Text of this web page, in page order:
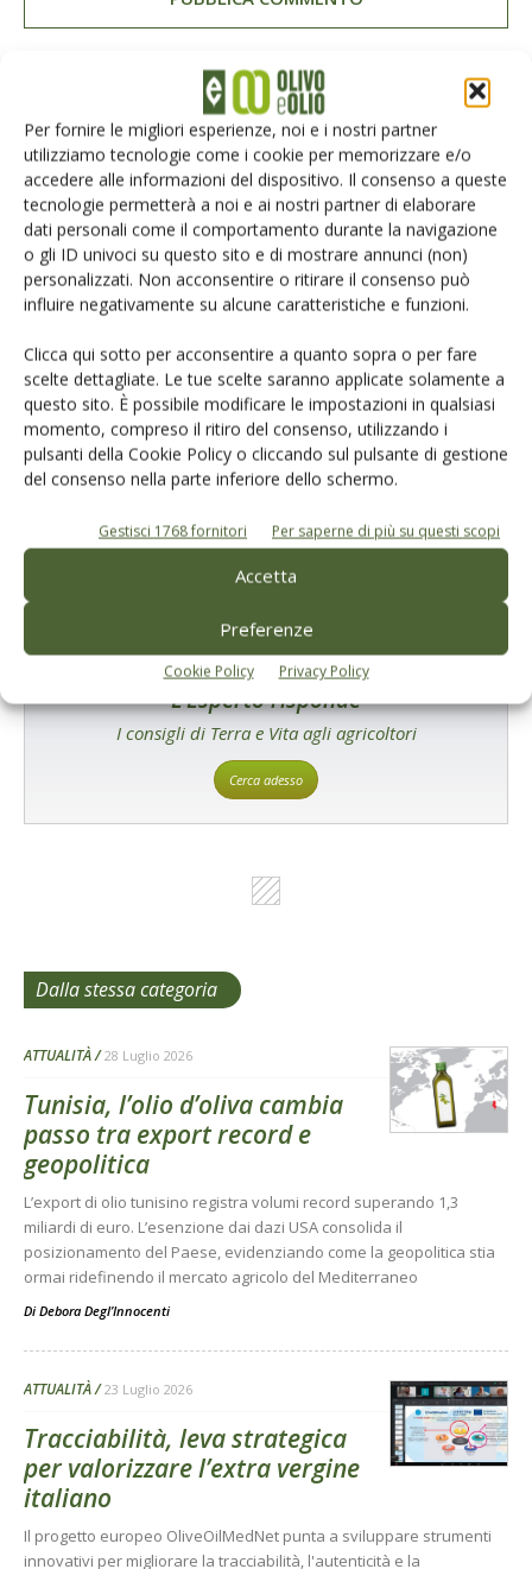
Per fornire le migliori esperienze, noi e i nostri partner
utilizziamo tecnologie come i cookie per memorizzare e/o
accedere alle informazioni del dispositivo. Il consenso a queste
tecnologie permetterà a noi e ai nostri partner di elaborare
dati personali come il comportamento durante la navigazione
o gli ID univoci su questo sito e di mostrare annunci (non)
personalizzati. Non acconsentire o ritirare il consenso può
influire negativamente su alcune caratteristiche e funzioni.
Clicca qui sotto per acconsentire a quanto sopra o per fare
scelte dettagliate. Le tue scelte saranno applicate solamente a
questo sito. È possibile modificare le impostazioni in qualsiasi
momento, compreso il ritiro del consenso, utilizzando i
pulsanti della Cookie Policy o cliccando sul pulsante di gestione
del consenso nella parte inferiore dello schermo.
Gestisci 1768 fornitori Per saperne di più su questi scopi
Accetta
Preferenze
Cookie Policy Privacy Policy
E-magazine
Tecniche, prodotti e servizi dalle aziende
Catalogo Aziende e Prodotti
Un modo semplice per cercare un'azienda o un
prodotto!
L'Esperto risponde
I consigli di Terra e Vita agli agricoltori
Cerca adesso
Dalla stessa categoria
ATTUALITÀ 28 Luglio 2026
Tunisia, l’olio d’oliva cambia
passo tra export record e
geopolitica
L’export di olio tunisino registra volumi record superando 1,3
miliardi di euro. L’esenzione dai dazi USA consolida il
posizionamento del Paese, evidenziando come la geopolitica stia
ormai ridefinendo il mercato agricolo del Mediterraneo
Di Debora Degl’Innocenti
ATTUALITÀ 23 Luglio 2026
Tracciabilità, leva strategica
per valorizzare l’extra vergine
italiano
Il progetto europeo OliveOilMedNet punta a sviluppare strumenti
innovativi per migliorare la tracciabilità, l'autenticità e la